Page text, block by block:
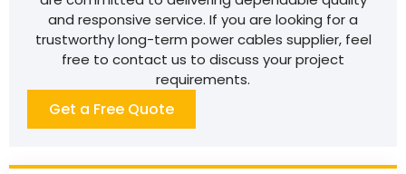
and responsive service. If you are looking for a
trustworthy long-term power cables supplier, feel
free to contact us to discuss your project
requirements.
Get a Free Quote